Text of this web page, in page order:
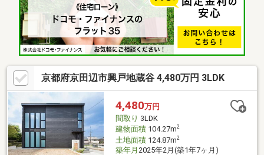
京都府京田辺市興戸地蔵谷 4,480万円 3LDK
4,480万円
間取り 3LDK
建物面積104.27m2
土地面積124.87m2
築年月 2025年2月(築1年7ヶ月)